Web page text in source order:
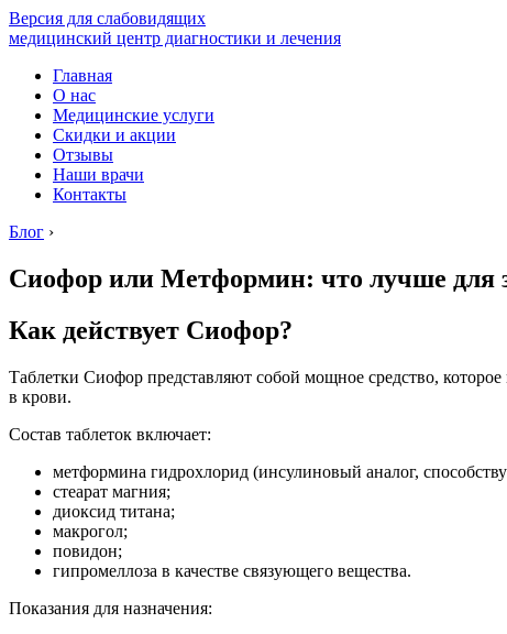
Версия для слабовидящих
медицинский центр диагностики и лечения
Главная
О нас
Медицинские услуги
Скидки и акции
Отзывы
Наши врачи
Контакты
Блог ›
Сиофор или Метформин: что лучше для
Как действует Сиофор?
Таблетки Сиофор представляют собой мощное средство,
в крови.
Состав таблеток включает:
метформина гидрохлорид (инсулиновый аналог,
стеарат магния;
диоксид титана;
макрогол;
повидон;
гипромеллоза в качестве связующего вещества.
Показания для назначения: